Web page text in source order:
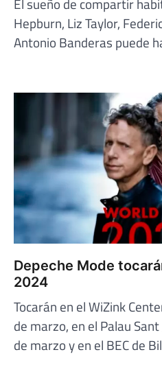
El sueño de compartir
Hepburn, Liz Taylor,
Antonio Banderas puede
Depeche Mode
2024
Tocarán en el WiZink
de marzo, en el Palau
de marzo y en el BEC de